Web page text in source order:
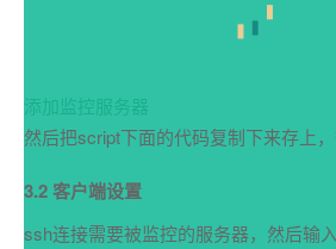
添加监控服务器
然后把script下面的代码复制下来存上，
3.2 客户端设置
ssh连接需要被监控的服务器，然后输